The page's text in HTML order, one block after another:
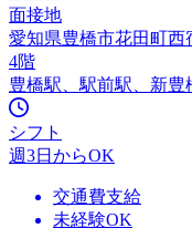
面接地
愛知県豊橋市花田町
4階
豊橋駅、駅前駅、新豊
シフト
週3日からOK
交通費支給
未経験OK